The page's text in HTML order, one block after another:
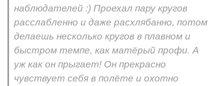
наблюдателей :) Проехал пару кругов
расслабленно и даже расхлябанно, потом
делаешь несколько кругов в плавном и
быстром темпе, как матёрый профи. А
уж как он прыгает! Он прекрасно
чувствует себя в полёте и охотно